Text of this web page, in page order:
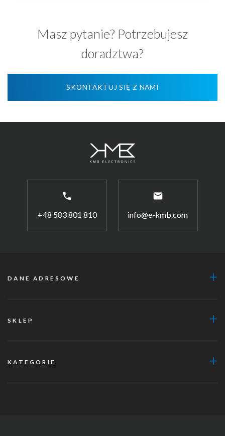
Masz pytanie? Potrzebujesz
doradztwa?
SKONTAKTUJ SIĘ Z NAMI
phone
+48 583 801 810
email
info@e-kmb.com
DANE ADRESOWE
SKLEP
KATEGORIE